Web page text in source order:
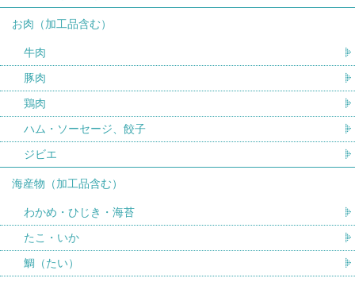
お肉（加工品含む）
牛肉
豚肉
鶏肉
ハム・ソーセージ、餃子
ジビエ
海産物（加工品含む）
わかめ・ひじき・海苔
たこ・いか
鯛（たい）